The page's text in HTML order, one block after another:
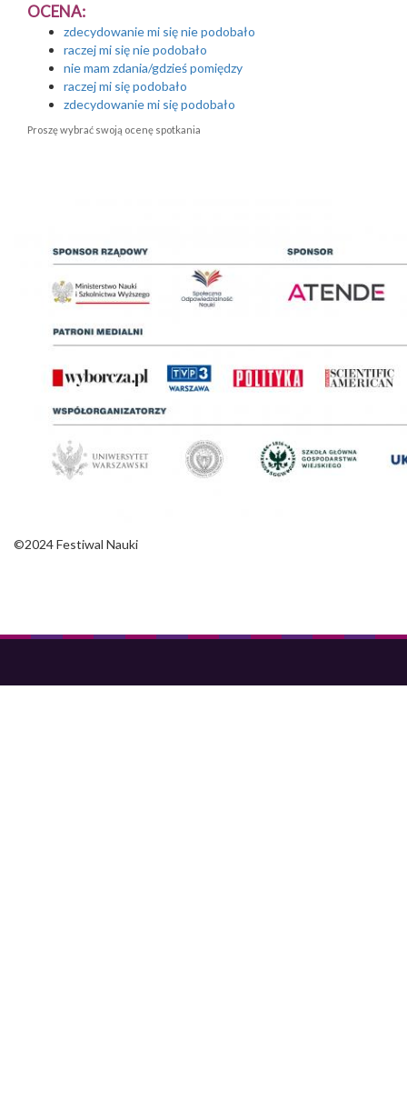
OCENA:
zdecydowanie mi się nie podobało
raczej mi się nie podobało
nie mam zdania/gdzieś pomiędzy
raczej mi się podobało
zdecydowanie mi się podobało
Proszę wybrać swoją ocenę spotkania
©2024 Festiwal Nauki